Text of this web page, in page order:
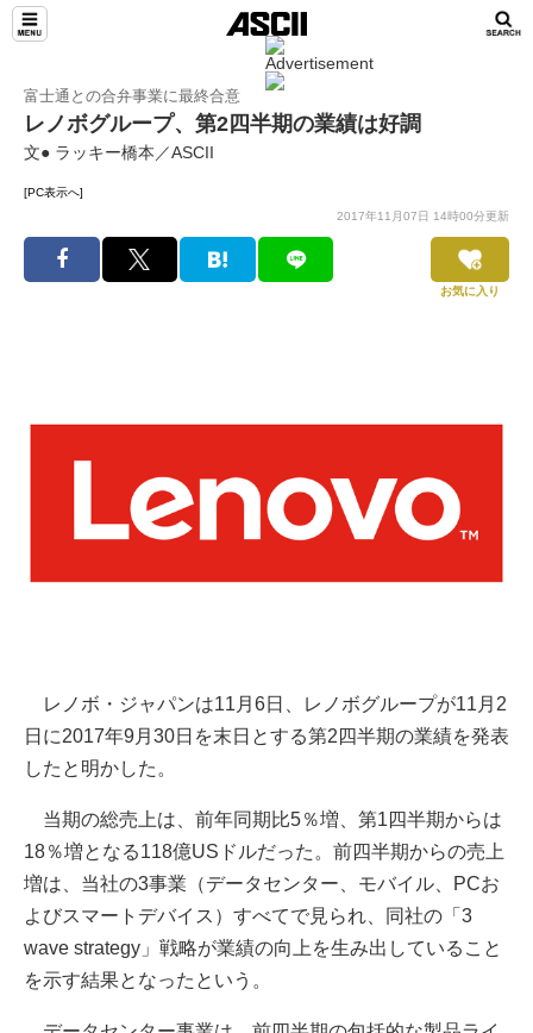
富士通との合弁事業に最終合意
レノボグループ、第2四半期の業績は好調
文● ラッキー橋本／ASCII
[PC表示へ]
2017年11月07日 14時00分更新
お気に入り
レノボ・ジャパンは11月6日、レノボグループが11月2
日に2017年9月30日を末日とする第2四半期の業績を発表
したと明かした。
当期の総売上は、前年同期比5％増、第1四半期からは
18％増となる118億USドルだった。前四半期からの売上
増は、当社の3事業（データセンター、モバイル、PCお
よびスマートデバイス）すべてで見られ、同社の「3
wave strategy」戦略が業績の向上を生み出していること
を示す結果となったという。